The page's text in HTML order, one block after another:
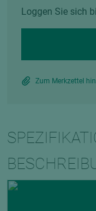
Loggen Sie sich
Zum Merkzettel